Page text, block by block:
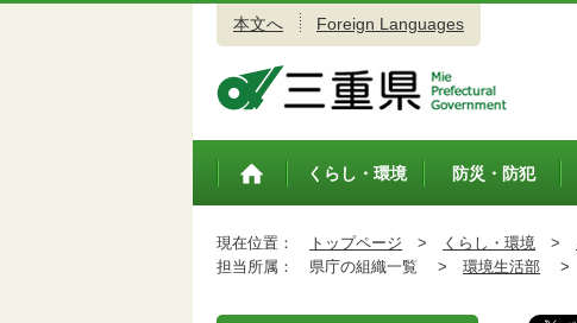
本文へ Foreign Languages
トップペ
くらし・環境 防災・防犯
現在位置： トップページ > くらし・環境 >
担当所属：
県庁の組織一覧 > 環境生活部 >